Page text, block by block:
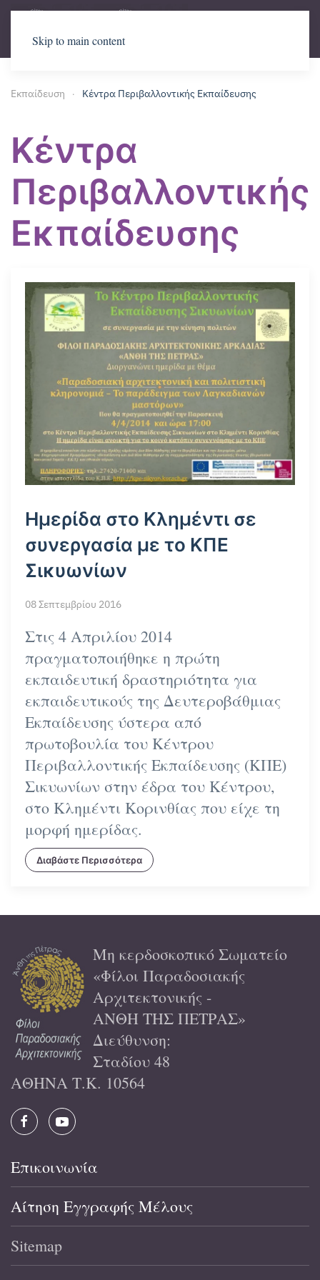
Skip to main content
Εκπαίδευση Κέντρα Περιβαλλοντικής Εκπαίδευσης
Κέντρα
Περιβαλλοντικής
Εκπαίδευσης
Ημερίδα στο Κλημέντι σε
συνεργασία με το ΚΠΕ
Σικυωνίων
08 Σεπτεμβρίου 2016
Στις 4 Απριλίου 2014
πραγματοποιήθηκε η πρώτη
εκπαιδευτική δραστηριότητα για
εκπαιδευτικούς της Δευτεροβάθμιας
Εκπαίδευσης ύστερα από
πρωτοβουλία του Κέντρου
Περιβαλλοντικής Εκπαίδευσης (ΚΠΕ)
Σικυωνίων στην έδρα του Κέντρου,
στο Κλημέντι Κορινθίας που είχε τη
μορφή ημερίδας.
Διαβάστε Περισσότερα
Μη κερδοσκοπικό Σωματείο
«Φίλοι Παραδοσιακής
Αρχιτεκτονικής -
ΑΝΘΗ ΤΗΣ ΠΕΤΡΑΣ»
Διεύθυνση:
Σταδίου 48
ΑΘΗΝΑ Τ.Κ. 10564
Επικοινωνία
Αίτηση Εγγραφής Μέλους
Sitemap